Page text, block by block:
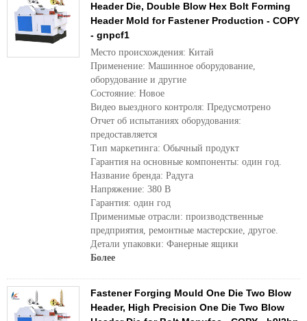
Header Die, Double Blow Hex Bolt Forming
Header Mold for Fastener Production - COPY
- gnpcf1
Место происхождения: Китай
Применение: Машинное оборудование,
оборудование и другие
Состояние: Новое
Видео выездного контроля: Предусмотрено
Отчет об испытаниях оборудования:
предоставляется
Тип маркетинга: Обычный продукт
Гарантия на основные компоненты: один год.
Название бренда: Радуга
Напряжение: 380 В
Гарантия: один год
Применимые отрасли: производственные
предприятия, ремонтные мастерские, другое.
Детали упаковки: Фанерные ящики
Более
Fastener Forging Mould One Die Two Blow
Header, High Precision One Die Two Blow